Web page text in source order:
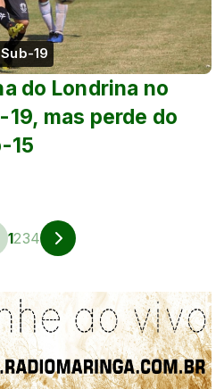
19
do Londrina no
mas perde do
15
1234